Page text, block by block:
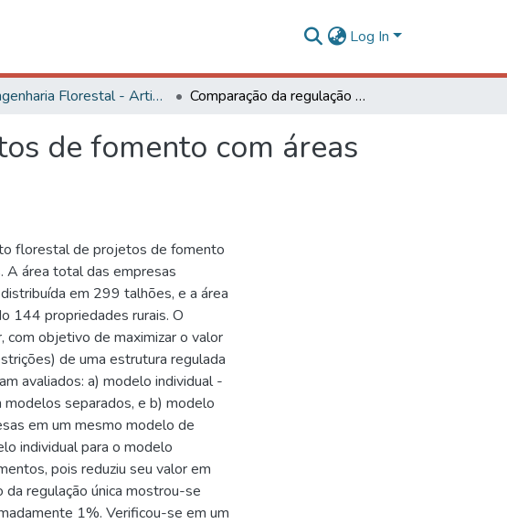
Log In
Engenharia Florestal - Artigos Comparação da regulação florestal de projetos de fomento com áreas próprias de empresas florestais
de fomento com áreas
florestal de projetos de fomento
A área total das empresas
em 299 talhões, e a área
144 propriedades rurais. O
com objetivo de maximizar o valor
de uma estrutura regulada
avaliados: a) modelo individual -
separados, e b) modelo
em um mesmo modelo de
individual para o modelo
pois reduziu seu valor em
da regulação única mostrou-se
1%. Verificou-se em um